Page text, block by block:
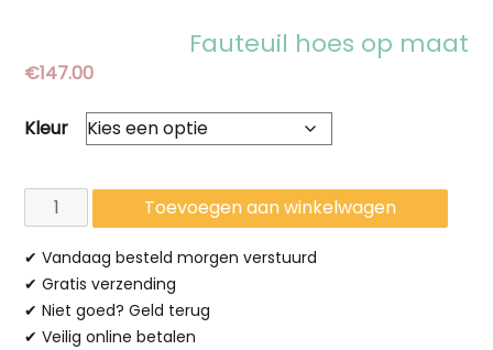
Fauteuil hoes op maat
€147.00
Kleur
Fauteuil
hoes
op
maat
aantal
Toevoegen aan winkelwagen
✔ Vandaag besteld morgen verstuurd
✔ Gratis verzending
✔ Niet goed? Geld terug
✔ Veilig online betalen